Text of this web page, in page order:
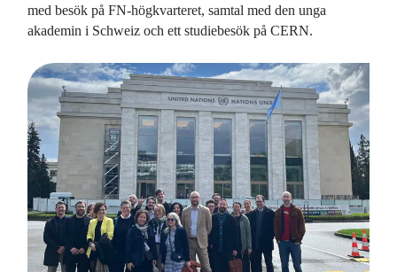
med besök på FN-högkvarteret, samtal med den unga
akademin i Schweiz och ett studiebesök på CERN.